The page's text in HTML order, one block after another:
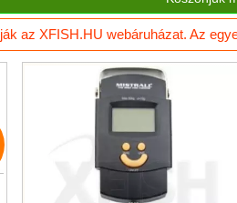
az XFISH.HU webáruházat. Az